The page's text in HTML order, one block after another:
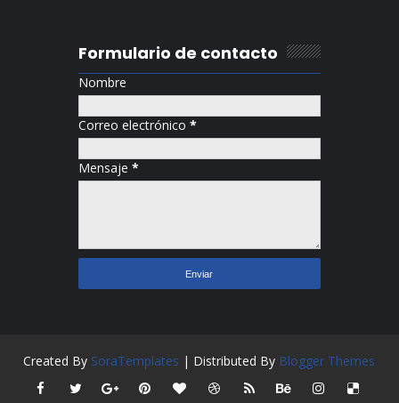
Formulario de contacto
Nombre
Correo electrónico *
Mensaje *
Created By SoraTemplates | Distributed By Blogger Themes